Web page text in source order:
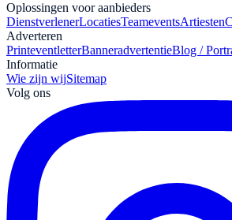
Oplossingen voor aanbieders
DienstverlenerLocatiesTeameventsArtiesten
Adverteren
PrinteventletterBanneradvertentieBlog /
Informatie
Wie zijn wijSitemap
Volg ons